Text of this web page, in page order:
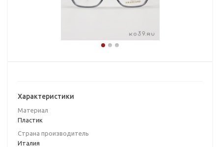
Характеристики
Материал
Пластик
Страна производитель
Италия